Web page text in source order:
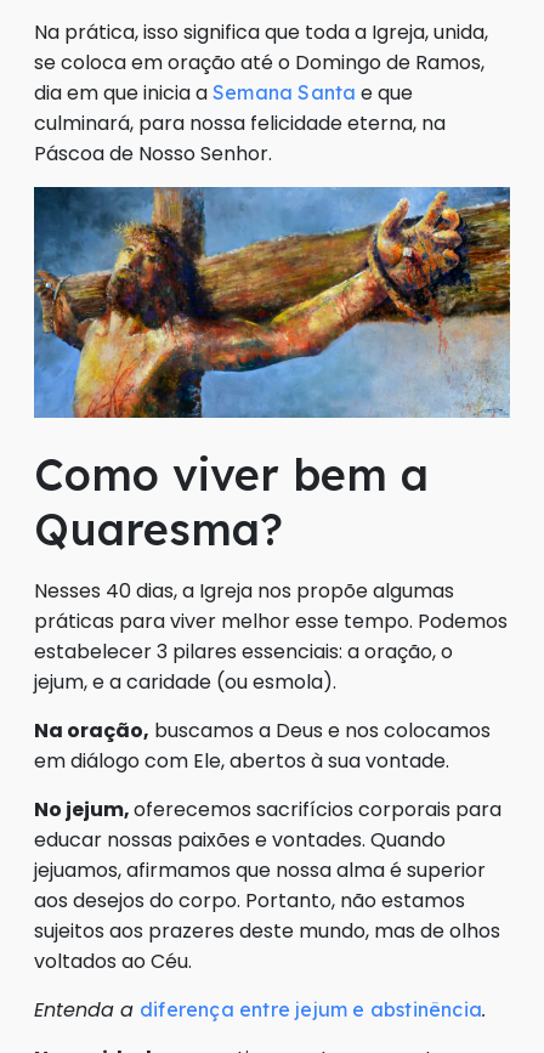
Na prática, isso significa que toda a Igreja, unida,
se coloca em oração até o Domingo de Ramos,
dia em que inicia a Semana Santa e que
culminará, para nossa felicidade eterna, na
Páscoa de Nosso Senhor.
Como viver bem a
Quaresma?
Nesses 40 dias, a Igreja nos propõe algumas
práticas para viver melhor esse tempo. Podemos
estabelecer 3 pilares essenciais: a oração, o
jejum, e a caridade (ou esmola).
Na oração, buscamos a Deus e nos colocamos
em diálogo com Ele, abertos à sua vontade.
No jejum,oferecemos sacrifícios corporais para
educar nossas paixões e vontades. Quando
jejuamos, afirmamos que nossa alma é superior
aos desejos do corpo. Portanto, não estamos
sujeitos aos prazeres deste mundo, mas de olhos
voltados ao Céu.
Entenda a diferença entre jejum e abstinência.